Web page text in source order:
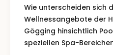
Wie unterscheiden sich
Wellnessangebote der
Gögging hinsichtlich
speziellen Spa-